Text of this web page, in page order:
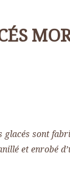
sont
et enrobé